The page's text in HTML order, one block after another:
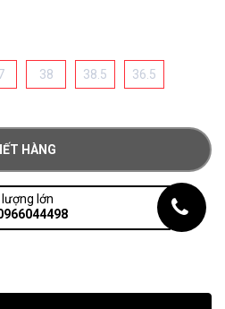
38 38.5 36.5
HÀNG
lượng lớn